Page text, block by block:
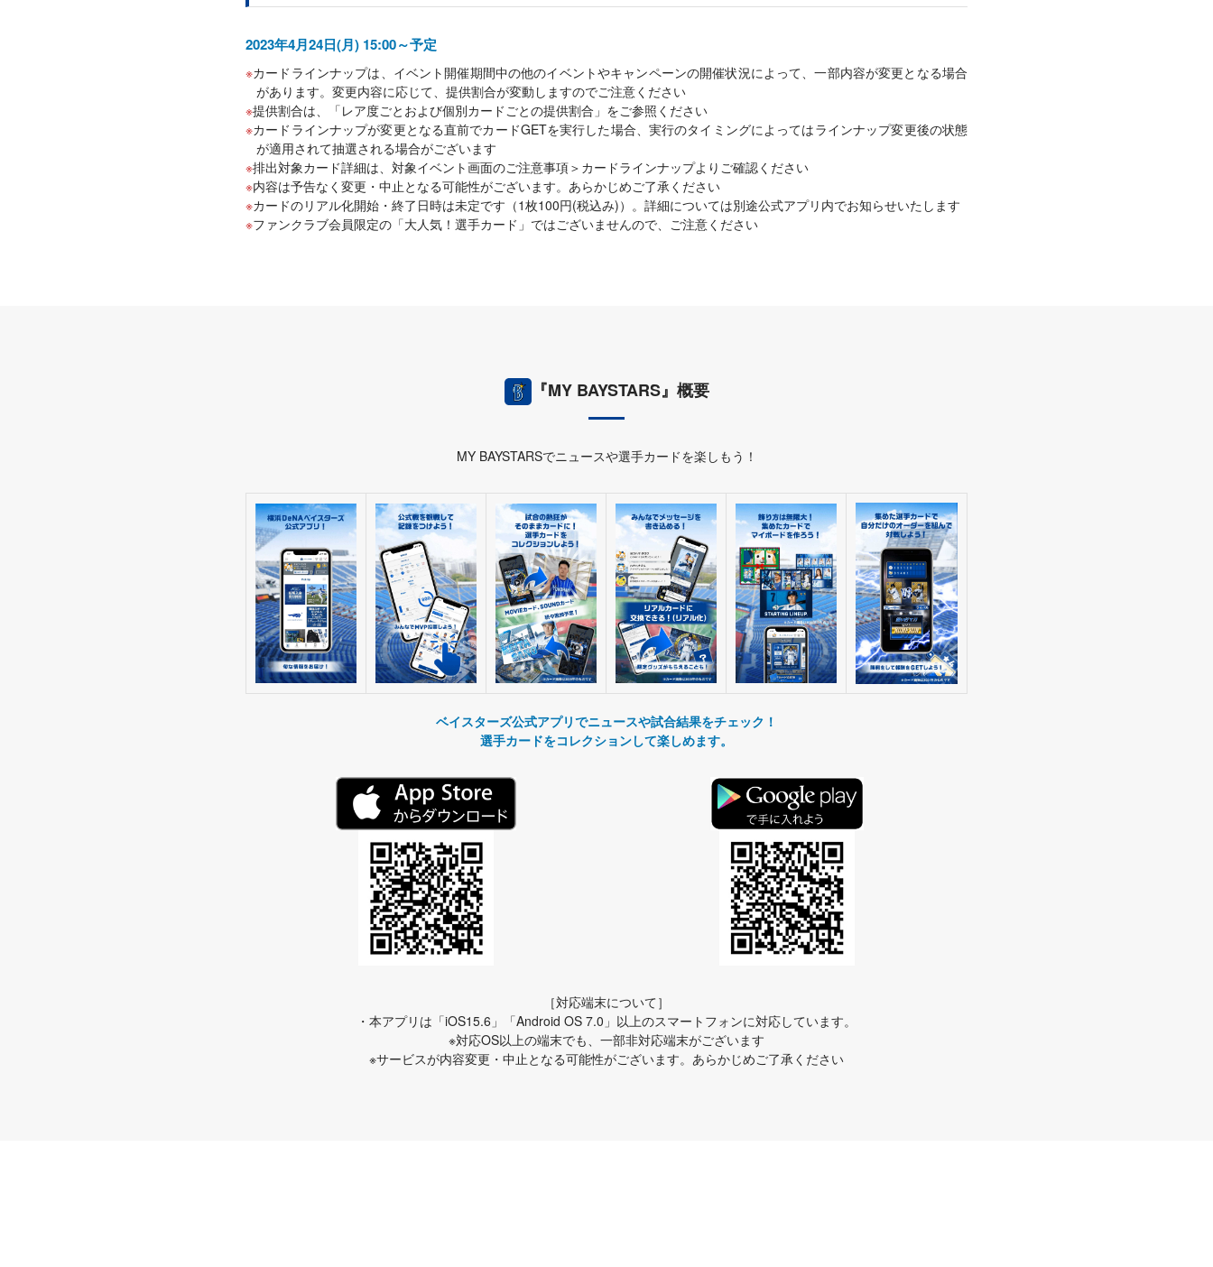
2023年4月24日(月) 15:00～予定
カードラインナップは、イベント開催期間中の他のイベントやキャンペーンの開催状況によって、一部内容が変更となる場合
があります。変更内容に応じて、提供割合が変動しますのでご注意ください
提供割合は、「レア度ごとおよび個別カードごとの提供割合」をご参照ください
カードラインナップが変更となる直前でカードGETを実行した場合、実行のタイミングによってはラインナップ変更後の状態
が適用されて抽選される場合がございます
排出対象カード詳細は、対象イベント画面のご注意事項＞カードラインナップよりご確認ください
内容は予告なく変更・中止となる可能性がございます。あらかじめご了承ください
カードのリアル化開始・終了日時は未定です（1枚100円(税込み)）。詳細については別途公式アプリ内でお知らせいたします
ファンクラブ会員限定の「大人気！選手カード」ではございませんので、ご注意ください
『MY BAYSTARS』概要
MY BAYSTARSでニュースや選手カードを楽しもう！
ベイスターズ公式アプリでニュースや試合結果をチェック！
選手カードをコレクションして楽しめます。
［対応端末について］
・本アプリは「iOS15.6」「Android OS 7.0」以上のスマートフォンに対応しています。
※対応OS以上の端末でも、一部非対応端末がございます
※サービスが内容変更・中止となる可能性がございます。あらかじめご了承ください